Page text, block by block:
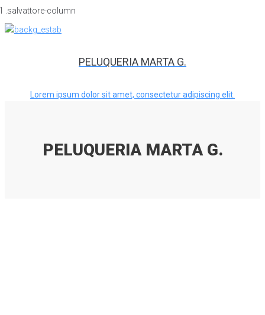
PELUQUERIA MARTA G.
Lorem ipsum dolor sit amet, consectetur adipiscing elit.
PELUQUERIA MARTA G.